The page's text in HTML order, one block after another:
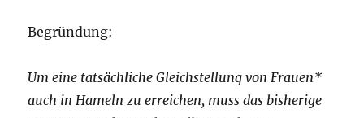
Begründung:
Um eine tatsächliche Gleichstellung von Frauen*
auch in Hameln zu erreichen, muss das bisherige